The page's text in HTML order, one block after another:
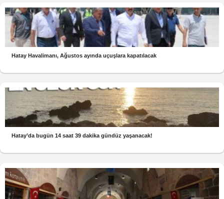
Hatay Havalimanı, Ağustos ayında uçuşlara kapatılacak
Hatay’da bugün 14 saat 39 dakika gündüz yaşanacak!